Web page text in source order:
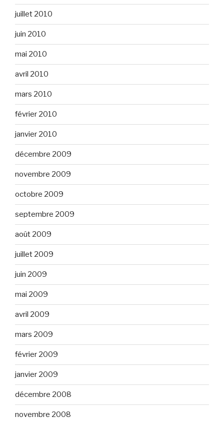
juillet 2010
juin 2010
mai 2010
avril 2010
mars 2010
février 2010
janvier 2010
décembre 2009
novembre 2009
octobre 2009
septembre 2009
août 2009
juillet 2009
juin 2009
mai 2009
avril 2009
mars 2009
février 2009
janvier 2009
décembre 2008
novembre 2008